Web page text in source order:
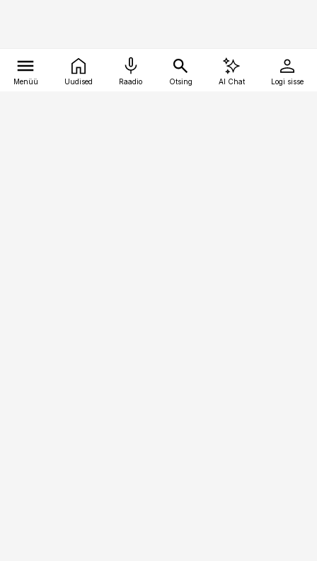
Menüü Uudised Raadio Otsing AI Chat Logi sisse